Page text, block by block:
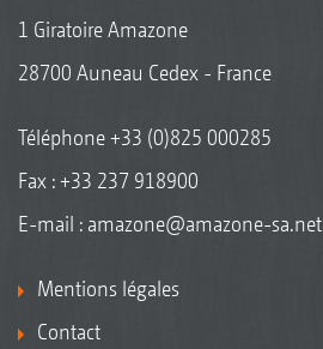
1 Giratoire Amazone
28700 Auneau Cedex - France
Téléphone+33 (0)825 000285
Fax : +33 237 918900
E-mail : amazone@amazone-sa.net
Mentions légales
Contact